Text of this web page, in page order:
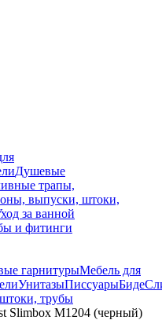
Душевые
трапы,
выпуски, штоки,
за ванной
и фитинги
гарнитурыМебель для
УнитазыПиссуарыБиде
трубы
Slimbox M1204 (черный)